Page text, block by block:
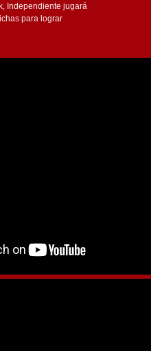
Independiente jugará
para lograr